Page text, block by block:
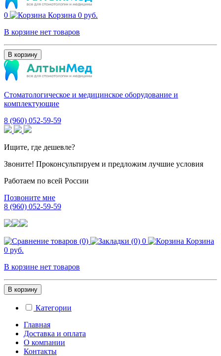
0 Корзина 0 руб.
В корзине нет товаров
В корзину
Стоматологическое и медицинское оборудование и
комплектующие
8 (960) 052-59-59
Ищите, где дешевле?
Звоните! Проконсультируем и предложим лучшие условия
Работаем по всей России
Позвоните мне
8 (960) 052-59-59
0
Корзина
0 руб.
В корзине нет товаров
В корзину
Категории
Главная
Доставка и оплата
О компании
Контакты